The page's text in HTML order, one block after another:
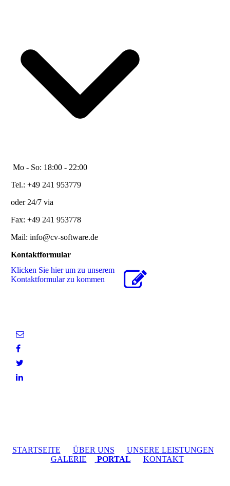
Mo - So: 18:00 - 22:00
Tel.: +49 241 953779
oder 24/7 via
Fax: +49 241 953778
Mail: info@cv-software.de
Kontaktformular
Klicken Sie hier um zu unserem
Kon­takt­for­mu­lar zu kommen
STARTSEITE ÜBER UNS
UNSERE LEISTUNGEN
GALERIE
PORTAL KONTAKT